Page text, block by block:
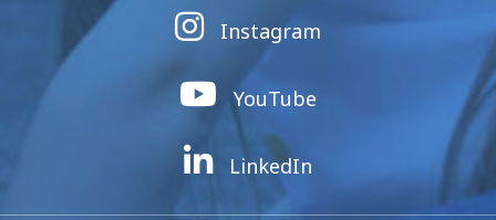
Instagram
YouTube
LinkedIn